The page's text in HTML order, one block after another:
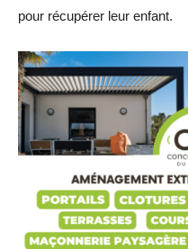
pour récupérer leur enfant.